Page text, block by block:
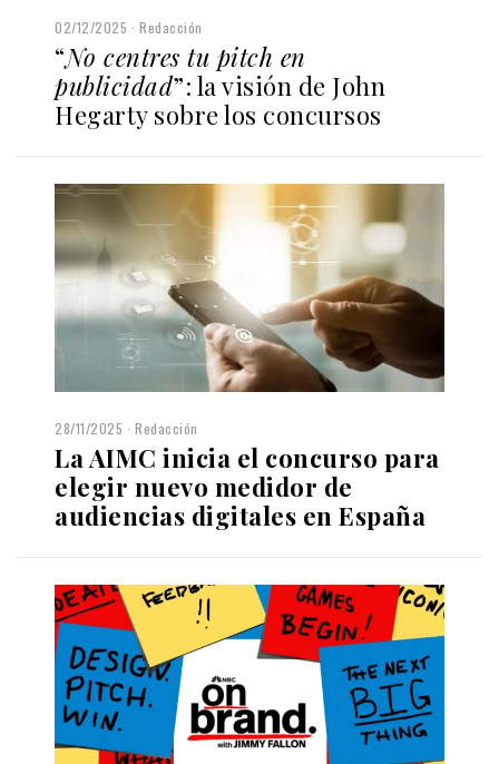
02/12/2025 Redacción
“No centres tu pitch en
publicidad”: la visión de John
Hegarty sobre los concursos
28/11/2025 Redacción
La AIMC inicia el concurso para
elegir nuevo medidor de
audiencias digitales en España